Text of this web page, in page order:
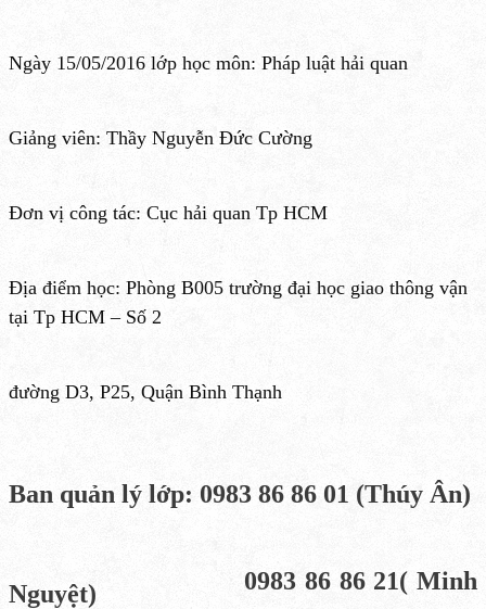
Ngày 15/05/2016 lớp học môn: Pháp luật hải quan
Giảng viên: Thầy Nguyễn Đức Cường
Đơn vị công tác: Cục hải quan Tp HCM
Địa điểm học: Phòng B005 trường đại học giao thông vận
tại Tp HCM – Số 2
đường D3, P25, Quận Bình Thạnh
Ban quản lý lớp: 0983 86 86 01 (Thúy Ân)
0983 86 86 21( Minh
Nguyệt)